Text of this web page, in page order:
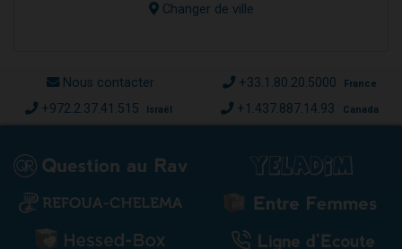
Changer de ville
Nous contacter +33.1.80.20.5000 France
+972.2.37.41.515 Israël +1.437.887.14.93 Canada